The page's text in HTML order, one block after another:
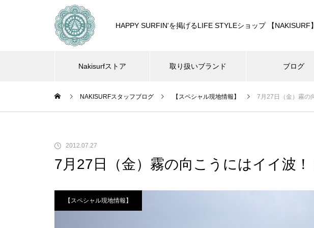
HAPPY SURFIN'を掲げるLIFE STYLEショップ 【
Nakisurfストア 取り扱いブランド ブログ
NAKISURFスタッフブログ 【スペシャル現地情報】 7月27日（金）霧の
2012.07.27
7月27日（金）霧の向こうにはイイ波！
【スペシャル現地情報】